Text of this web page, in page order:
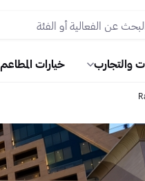
والتجارب خيارات المطاعم